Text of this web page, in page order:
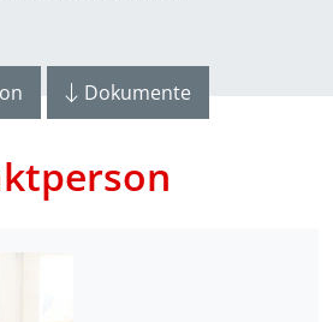
Dokumente